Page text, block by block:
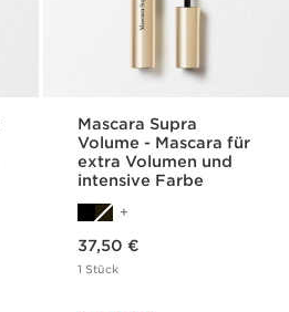
Mascara Supra
Volume - Mascara für
extra Volumen und
intensive Farbe
37,50 €
1 Stück